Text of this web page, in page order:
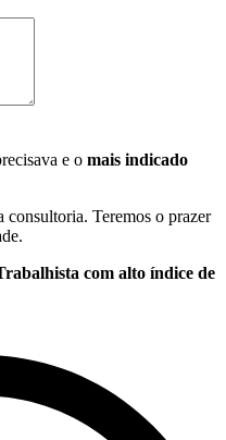
e o mais indicado
consultoria. Teremos o prazer
com alto índice de